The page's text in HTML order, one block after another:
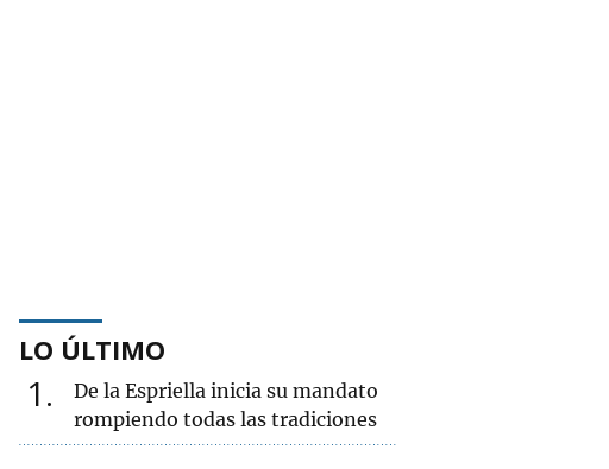
LO ÚLTIMO
1
De la Espriella inicia su mandato
rompiendo todas las tradiciones